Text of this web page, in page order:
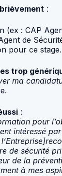
:
(ex : CAP
de
pour ce stage.
trop
ma
:
pour
intéressé
de sécurité
de la
à mes